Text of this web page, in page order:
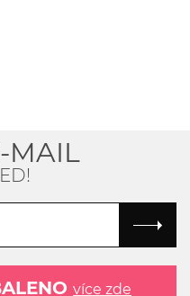
MAIL
více zde